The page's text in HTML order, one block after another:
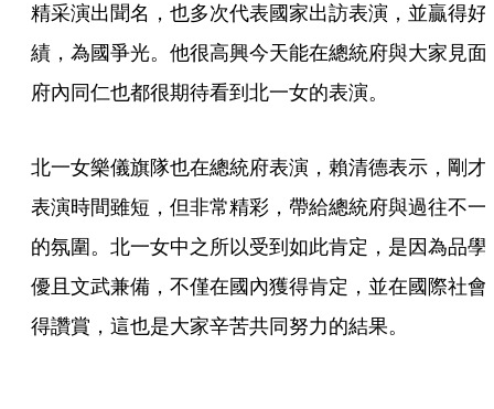
精采演出聞名，也多次代表國家出訪表演，並贏得好
績，為國爭光。他很高興今天能在總統府與大家見面
府內同仁也都很期待看到北一女的表演。
北一女樂儀旗隊也在總統府表演，賴清德表示，剛才
表演時間雖短，但非常精彩，帶給總統府與過往不一
的氛圍。北一女中之所以受到如此肯定，是因為品學
優且文武兼備，不僅在國內獲得肯定，並在國際社會
得讚賞，這也是大家辛苦共同努力的結果。